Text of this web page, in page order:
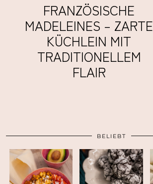
FRANZÖSISCHE
MADELEINES – ZARTE
KÜCHLEIN MIT
TRADITIONELLEM
FLAIR
BELIEBT